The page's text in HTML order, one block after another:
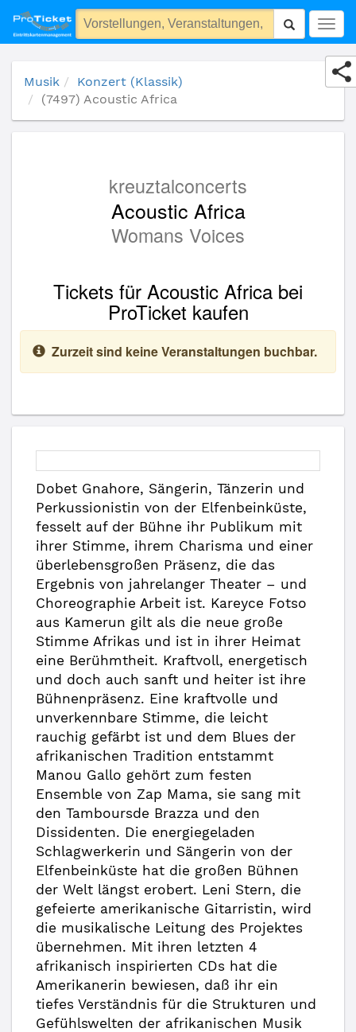
(7497) Acoustic Africa
Musik
Konzert (Klassik)
(7497) Acoustic Africa
kreuztalconcerts
Acoustic Africa
Womans Voices
Tickets für Acoustic Africa bei
ProTicket kaufen
Zurzeit sind keine Veranstaltungen buchbar.
Dobet Gnahore, Sängerin, Tänzerin und
Perkussionistin von der Elfenbeinküste,
fesselt auf der Bühne ihr Publikum mit
ihrer Stimme, ihrem Charisma und einer
überlebensgroßen Präsenz, die das
Ergebnis von jahrelanger Theater – und
Choreographie Arbeit ist. Kareyce Fotso
aus Kamerun gilt als die neue große
Stimme Afrikas und ist in ihrer Heimat
eine Berühmtheit. Kraftvoll, energetisch
und doch auch sanft und heiter ist ihre
Bühnenpräsenz. Eine kraftvolle und
unverkennbare Stimme, die leicht
rauchig gefärbt ist und dem Blues der
afrikanischen Tradition entstammt
Manou Gallo gehört zum festen
Ensemble von Zap Mama, sie sang mit
den Tamboursde Brazza und den
Dissidenten. Die energiegeladen
Schlagwerkerin und Sängerin von der
Elfenbeinküste hat die großen Bühnen
der Welt längst erobert. Leni Stern, die
gefeierte amerikanische Gitarristin, wird
die musikalische Leitung des Projektes
übernehmen. Mit ihren letzten 4
afrikanisch inspirierten CDs hat die
Amerikanerin bewiesen, daß ihr ein
tiefes Verständnis für die Strukturen und
Gefühlswelten der afrikanischen Musik